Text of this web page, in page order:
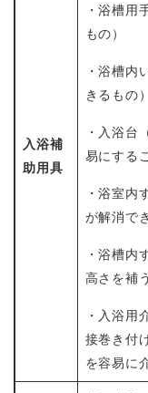
入浴補
助用具
・浴槽用
もの）
・浴槽内
きるもの）
・入浴台
易にする
・浴室内
が解消で
・浴槽内
高さを補
・入浴用
接巻き付
を容易に